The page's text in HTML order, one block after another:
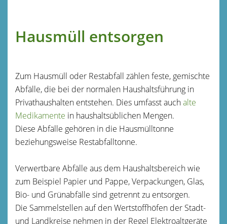
Hausmüll entsorgen
Zum Hausmüll oder Restabfall zählen feste, gemischte
Abfälle, die bei der normalen Haushaltsführung in
Privathaushalten entstehen. Dies umfasst auchalte
Medikamente in haushaltsüblichen Mengen.
Diese Abfälle gehören in die Hausmülltonne
beziehungsweise Restabfalltonne.
Verwertbare Abfälle aus dem Haushaltsbereich wie
zum Beispiel Papier und Pappe, Verpackungen, Glas,
Bio- und Grünabfälle sind getrennt zu entsorgen.
Die Sammelstellen auf den Wertstoffhöfen der Stadt-
und Landkreise nehmen in der Regel Elektroaltgeräte